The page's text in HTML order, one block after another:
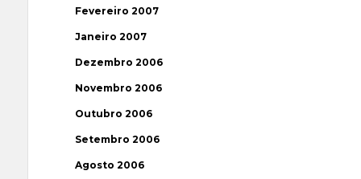
Fevereiro 2007
Janeiro 2007
Dezembro 2006
Novembro 2006
Outubro 2006
Setembro 2006
Agosto 2006